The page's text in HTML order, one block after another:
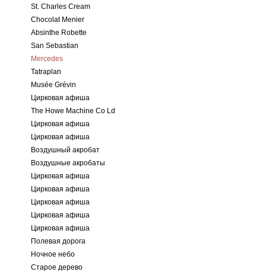
St. Charles Cream
Chocolat Menier
Absinthe Robette
San Sebastian
Mercedes
Tatraplan
Musée Grévin
Цирковая афиша
The Howe Machine Co Ld
Цирковая афиша
Цирковая афиша
Воздушный акробат
Воздушные акробаты
Цирковая афиша
Цирковая афиша
Цирковая афиша
Цирковая афиша
Цирковая афиша
Полевая дорога
Ночное небо
Старое дерево